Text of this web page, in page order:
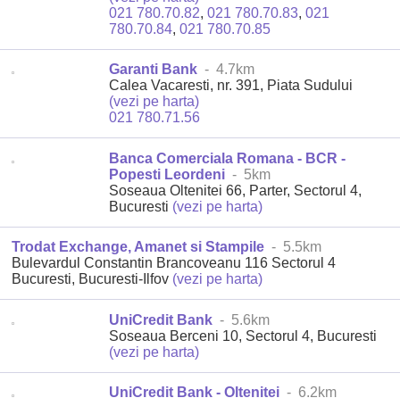
021 780.70.82,021 780.70.83,021
780.70.84,021 780.70.85
Garanti Bank - 4.7km
Calea Vacaresti, nr. 391, Piata Sudului
(vezi pe harta)
021 780.71.56
Banca Comerciala Romana - BCR -
Popesti Leordeni - 5km
Soseaua Oltenitei 66, Parter, Sectorul 4,
Bucuresti (vezi pe harta)
Trodat Exchange, Amanet si Stampile - 5.5km
Bulevardul Constantin Brancoveanu 116 Sectorul 4
Bucuresti, Bucuresti-Ilfov (vezi pe harta)
UniCredit Bank - 5.6km
Soseaua Berceni 10, Sectorul 4, Bucuresti
(vezi pe harta)
UniCredit Bank - Oltenitei - 6.2km